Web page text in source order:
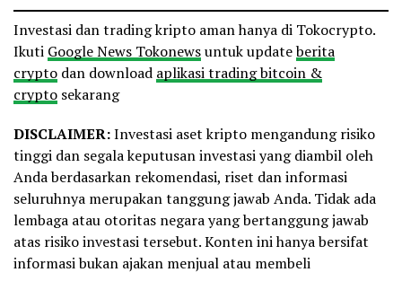
Investasi dan trading kripto aman hanya di Tokocrypto.
Ikuti Google News Tokonewsuntuk updateberita
crypto dan download aplikasi trading bitcoin &
crypto sekarang
DISCLAIMER:Investasi aset kripto mengandung risiko
tinggi dan segala keputusan investasi yang diambil oleh
Anda berdasarkan rekomendasi, riset dan informasi
seluruhnya merupakan tanggung jawab Anda. Tidak ada
lembaga atau otoritas negara yang bertanggung jawab
atas risiko investasi tersebut. Konten ini hanya bersifat
informasi bukan ajakan menjual atau membeli